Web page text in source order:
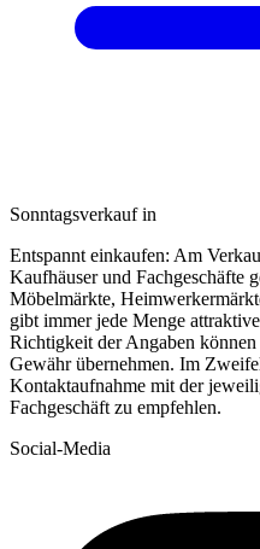
Sonntagsverkauf in
Entspannt einkaufen: Am
Kaufhäuser und Fachgeschäfte
Möbelmärkte,
gibt immer jede Menge
Richtigkeit der Angaben
Gewähr übernehmen. Im
Kontaktaufnahme mit der
Fachgeschäft zu empfehlen.
Social-Media